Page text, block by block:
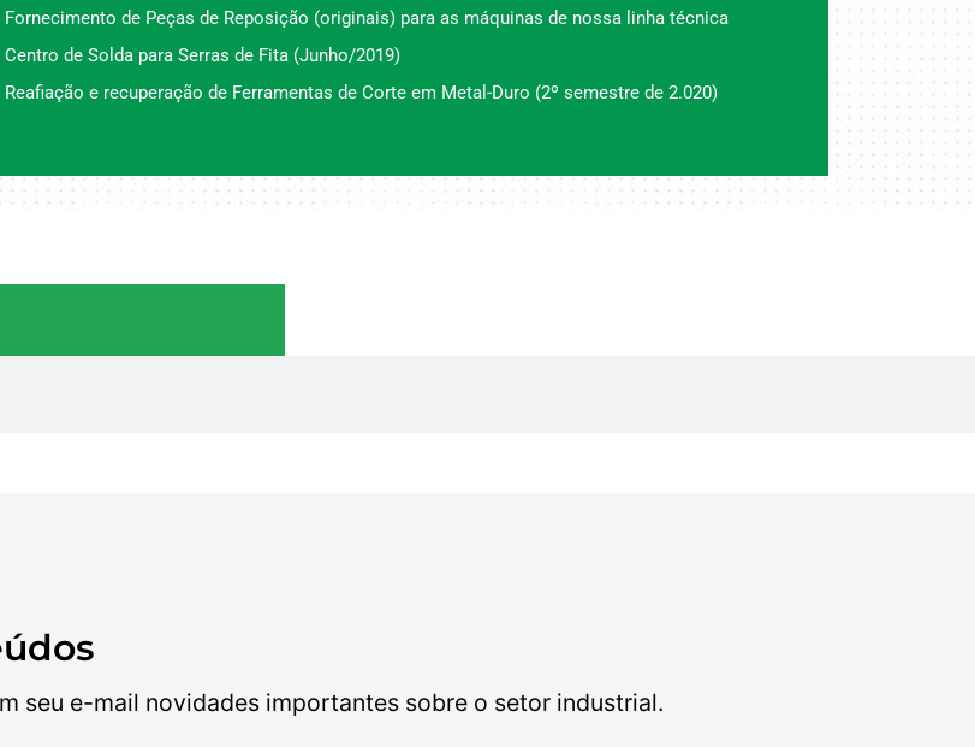
Fornecimento de Peças de Reposição (originais) para as máquinas de nossa linha técnica
Centro de Solda para Serras de Fita (Junho/2019)
Reafiação e recuperação de Ferramentas de Corte em Metal-Duro (2º semestre de 2.020)
seu e-mail novidades importantes sobre o setor industrial.